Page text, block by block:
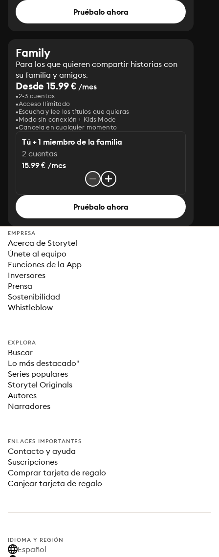
Pruébalo ahora
Family
Para los que quieren compartir historias con
su familia y amigos.
Desde 15.99 € /mes
2-3 cuentas
Acceso Ilimitado
Escucha y lee los títulos que quieras
Modo sin conexión + Kids Mode
Cancela en cualquier momento
Tú + 1 miembro de la familia
2 cuentas
15.99 € /mes
Pruébalo ahora
EMPRESA
Acerca de Storytel
Únete al equipo
Funciones de la App
Inversores
Prensa
Sostenibilidad
Whistleblow
EXPLORA
Buscar
Lo más destacado"
Series populares
Storytel Originals
Autores
Narradores
ENLACES IMPORTANTES
Contacto y ayuda
Suscripciones
Comprar tarjeta de regalo
Canjear tarjeta de regalo
IDIOMA Y REGIÓN
Español